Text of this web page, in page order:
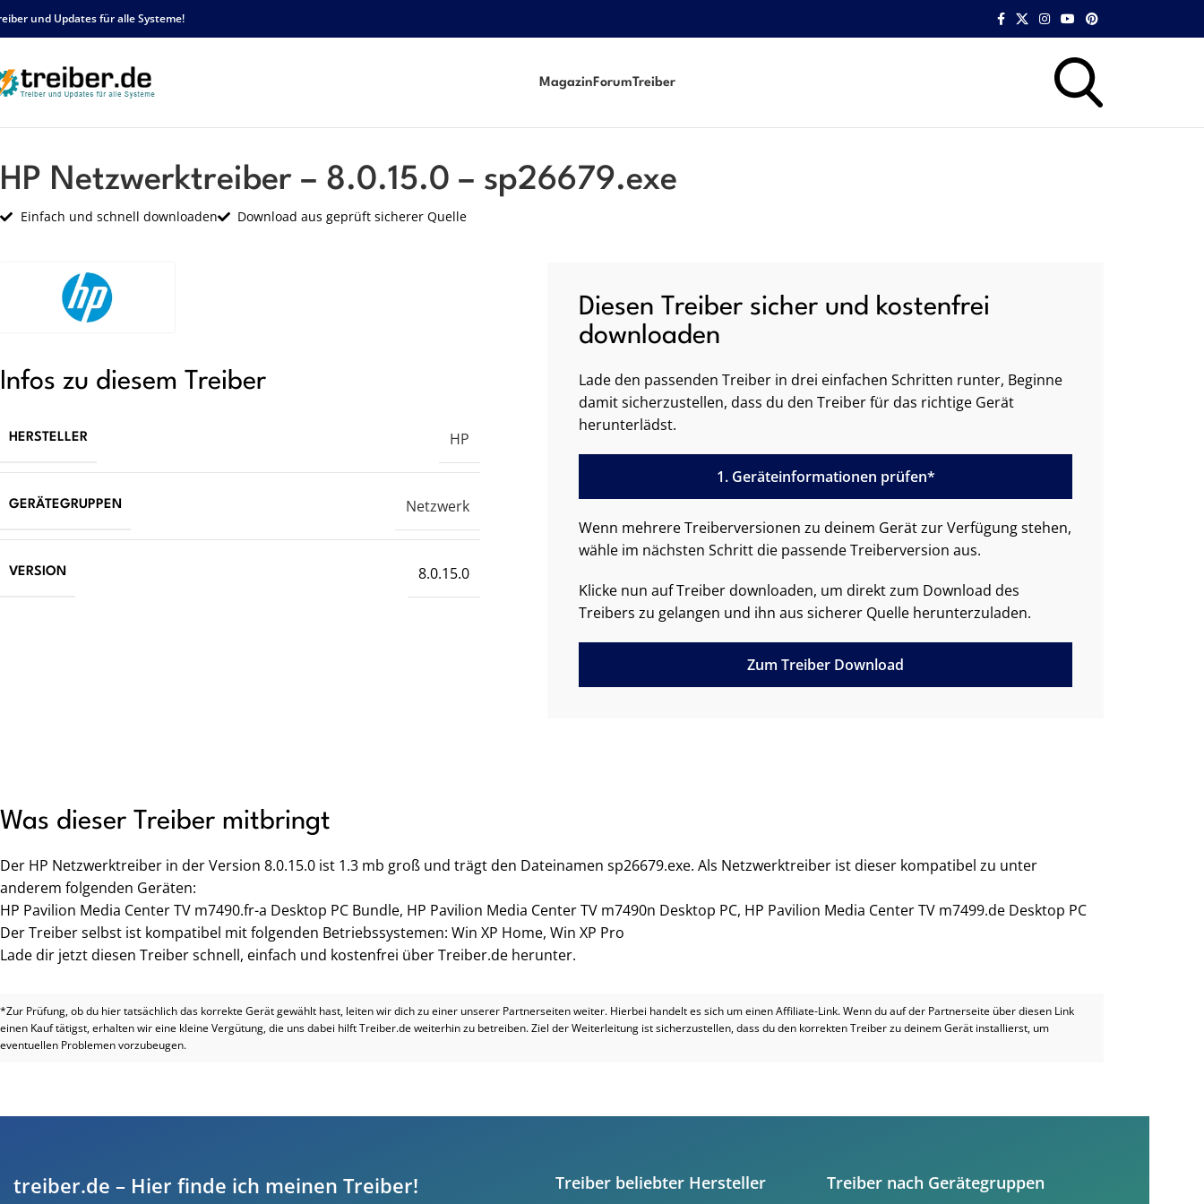
und Updates für alle Systeme!
Magazin ForumTreiber
HP Netzwerktreiber – 8.0.15.0 – sp26679.exe
Einfach und schnell downloaden Download aus geprüft sicherer Quelle
Infos zu diesem Treiber
HERSTELLER HP
GERÄTEGRUPPEN Netzwerk
VERSION 8.0.15.0
Diesen Treiber sicher und kostenfrei
downloaden
Lade den passenden Treiber in drei einfachen Schritten runter, Beginne
damit sicherzustellen, dass du den Treiber für das richtige Gerät
herunterlädst.
1. Geräteinformationen prüfen*
Wenn mehrere Treiberversionen zu deinem Gerät zur Verfügung stehen,
wähle im nächsten Schritt die passende Treiberversion aus.
Klicke nun auf Treiber downloaden, um direkt zum Download des
Treibers zu gelangen und ihn aus sicherer Quelle herunterzuladen.
Zum Treiber Download
Was dieser Treiber mitbringt
Der HP Netzwerktreiber in der Version 8.0.15.0 ist 1.3 mb groß und trägt den Dateinamen sp26679.exe. Als Netzwerktreiber ist dieser kompatibel zu unter
anderem folgenden Geräten:
HP Pavilion Media Center TV m7490.fr-a Desktop PC Bundle, HP Pavilion Media Center TV m7490n Desktop PC, HP Pavilion Media Center TV m7499.de Desktop PC
Der Treiber selbst ist kompatibel mit folgenden Betriebssystemen: Win XP Home, Win XP Pro
Lade dir jetzt diesen Treiber schnell, einfach und kostenfrei über Treiber.de herunter.
*Zur Prüfung, ob du hier tatsächlich das korrekte Gerät gewählt hast, leiten wir dich zu einer unserer Partnerseiten weiter. Hierbei handelt es sich um einen Affiliate-Link. Wenn du auf der Partnerseite über diesen Link
einen Kauf tätigst, erhalten wir eine kleine Vergütung, die uns dabei hilft Treiber.de weiterhin zu betreiben. Ziel der Weiterleitung ist sicherzustellen, dass du den korrekten Treiber zu deinem Gerät installierst, um
eventuellen Problemen vorzubeugen.
treiber.de – Hier finde ich meinen Treiber! Treiber beliebter Hersteller Treiber nach Gerätegruppen